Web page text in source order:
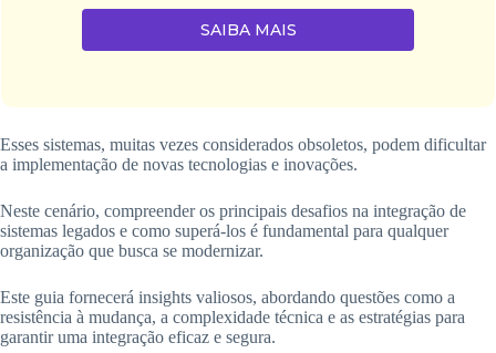
SAIBA MAIS
Esses sistemas, muitas vezes considerados obsoletos, podem dificultar
a implementação de novas tecnologias e inovações.
Neste cenário, compreender os principais desafios na integração de
sistemas legados e como superá-los é fundamental para qualquer
organização que busca se modernizar.
Este guia fornecerá insights valiosos, abordando questões como a
resistência à mudança, a complexidade técnica e as estratégias para
garantir uma integração eficaz e segura.